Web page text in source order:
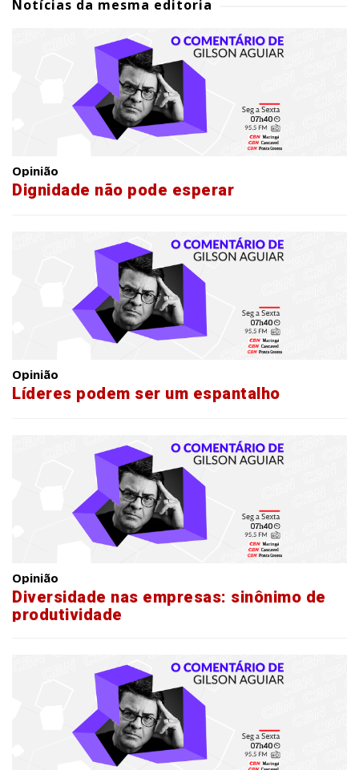
Notícias da mesma editoria
Opinião
Dignidade não pode esperar
Opinião
Líderes podem ser um espantalho
Opinião
Diversidade nas empresas: sinônimo de
produtividade